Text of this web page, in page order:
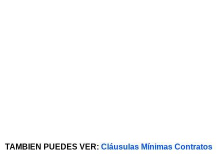
TAMBIEN PUEDES VER: Cláusulas Mínimas Contratos